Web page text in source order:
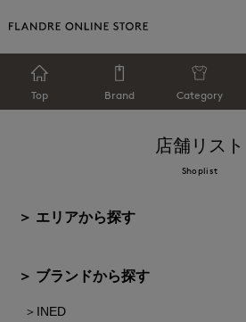
Top Brand Category
店舗リスト
Shoplist
＞ エリアから探す
＞ ブランドから探す
INED